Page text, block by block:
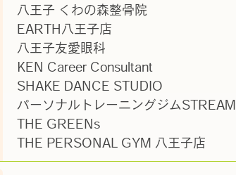
八王子 くわの森整骨院
EARTH八王子店
八王子友愛眼科
KEN Career Consultant
SHAKE DANCE STUDIO
パーソナルトレーニングジムSTREAM
THE GREENs
THE PERSONAL GYM 八王子店